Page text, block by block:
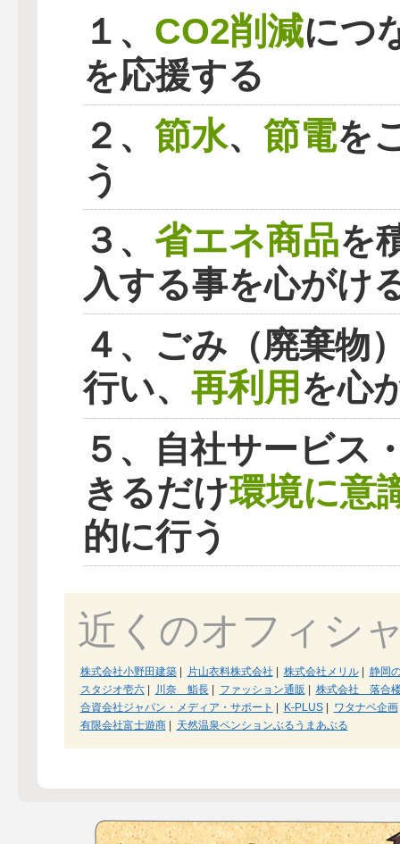
１、 CO2削減につ
を応援する
２、 節水、 節電を
う
３、 省エネ商品を
入する事を心がけ
４、ごみ（廃棄物
行い、 再利用を心
５、自社サービス
きるだけ環境に意
的に行う
近くのオフィシ
株式会社小野田建築| 片山衣料株式会社 株式会社メリル|
静岡
スタジオ壱六| 川奈 鮨長| ファッション通販
株式会社 落合
合資会社ジャパン・メディア・サポート
K-PLUS| ワタナベ企画
有限会社富士遊商| 天然温泉ペンションぶるうまあぶる